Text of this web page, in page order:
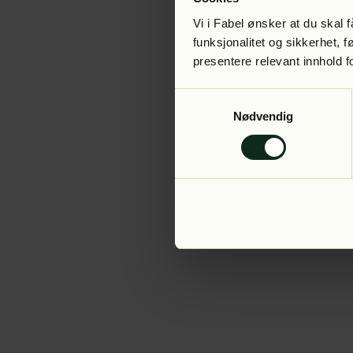
Vi i Fabel ønsker at du skal
funksjonalitet og sikkerhet,
presentere relevant innhold
Nødvendig
Application